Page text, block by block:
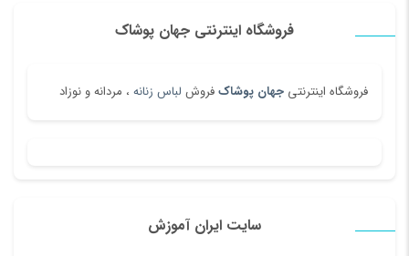
فروشگاه اینترنتی جهان پوشاک
فروشگاه اینترنتی جهان پوشاکفروش لباس زنانه ، مردانه و نوزاد
سایت ایران آموزش